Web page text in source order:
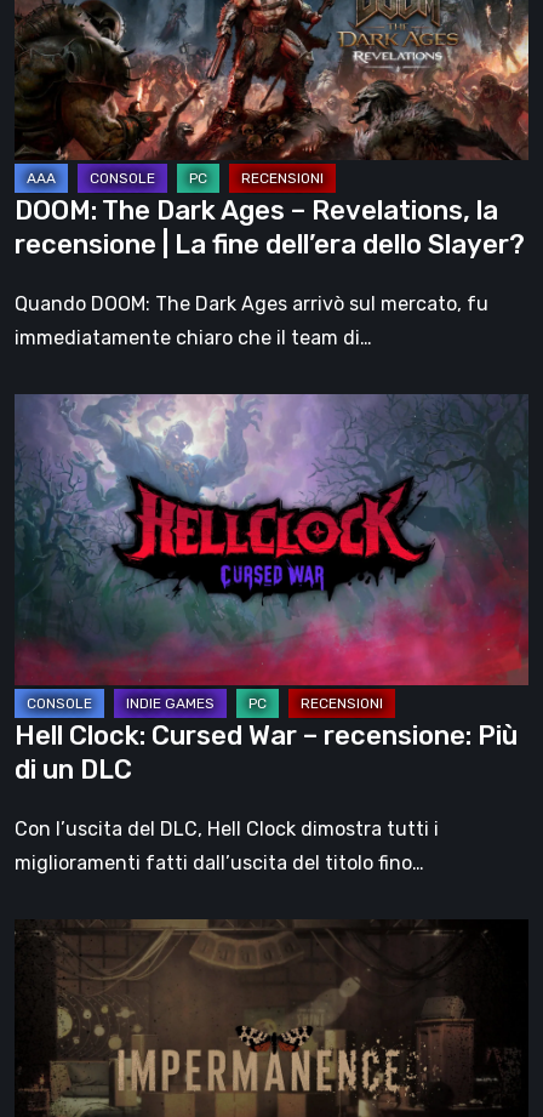
–
Revelations,
la
recensione
|
La
fine
dell’era
dello
Slayer?
DOOM: The Dark Ages – Revelations, la
recensione | La fine dell’era dello Slayer?
Quando DOOM: The Dark Ages arrivò sul mercato, fu
immediatamente chiaro che il team di…
Clock:
Cursed
War
–
recensione:
di
un
DLC
Hell Clock: Cursed War – recensione: Più
di un DLC
Con l’uscita del DLC, Hell Clock dimostra tutti i
miglioramenti fatti dall’uscita del titolo fino…
Impermanence:
costruire
santuario
nel
teatro